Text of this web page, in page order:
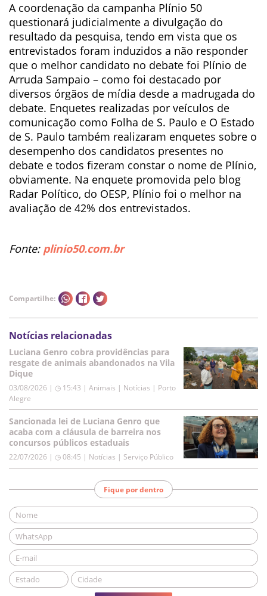
A coordenação da campanha Plínio 50
questionará judicialmente a divulgação do
resultado da pesquisa, tendo em vista que os
entrevistados foram induzidos a não responder
que o melhor candidato no debate foi Plínio de
Arruda Sampaio – como foi destacado por
diversos órgãos de mídia desde a madrugada do
debate. Enquetes realizadas por veículos de
comunicação como Folha de S. Paulo e O Estado
de S. Paulo também realizaram enquetes sobre o
desempenho dos candidatos presentes no
debate e todos fizeram constar o nome de Plínio,
obviamente. Na enquete promovida pelo blog
Radar Político, do OESP, Plínio foi o melhor na
avaliação de 42% dos entrevistados.
Fonte: plinio50.com.br
Compartilhe:
Notícias relacionadas
Luciana Genro cobra providências para
resgate de animais abandonados na Vila
Dique
03/08/2026 | ◷ 15:43 | Animais | Notícias | Porto
Alegre
Sancionada lei de Luciana Genro que
acaba com a cláusula de barreira nos
concursos públicos estaduais
22/07/2026 | ◷ 08:45 | Notícias | Serviço Público
Fique por dentro